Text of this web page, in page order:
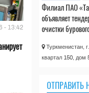
- 13:42
Филиал ПАО
объявляет
очистки
Туркменистан,
квартал 150, дом
ОТПРАВИТЬ